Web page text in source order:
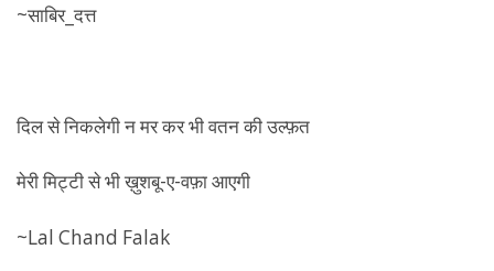
~साबिर_दत्त
दिल से निकलेगी न मर कर भी वतन की उल्फ़त
मेरी मिट्टी से भी ख़ुशबू-ए-वफ़ा आएगी
~Lal Chand Falak